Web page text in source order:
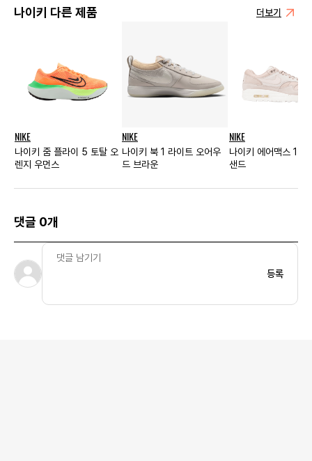
나이키 다른 제품 더보기
NIKE
나이키 줌 플라이 5 토탈 오
렌지 우먼스
NIKE
나이키 북 1 라이트 오어우
드 브라운
NIKE
나이키 에어맥스 1 피
샌드
댓글 0개
등록